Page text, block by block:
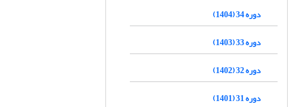
دوره 34 (1404)
دوره 33 (1403)
دوره 32 (1402)
دوره 31 (1401)